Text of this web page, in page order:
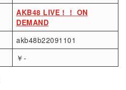
AKB48 LIVE！！ ON
DEMAND
akb48b22091101
￥-